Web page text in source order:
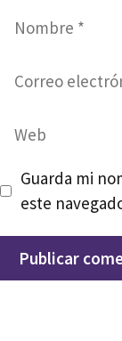
Nombre
Correo
Web
Guarda mi
este